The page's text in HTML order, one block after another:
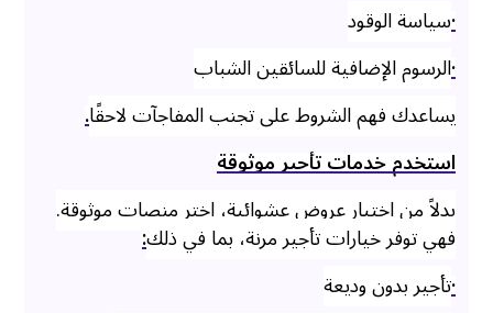
·سياسة الوقود
·الرسوم الإضافية للسائقين الشباب
يساعدك فهم الشروط على تجنب المفاجآت لاحقًا.
استخدم خدمات تأجير موثوقة
بدلاً من اختيار عروض عشوائية، اختر منصات موثوقة.
فهي توفر خيارات تأجير مرنة، بما في ذلك:
·تأجير بدون وديعة